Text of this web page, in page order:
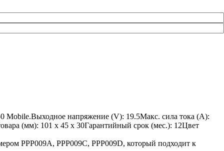
Mobile.Выходное напряжение (V): 19.5Макс. сила тока (A):
(мм): 101 x 45 x 30Гарантийный срок (мес.): 12Цвет
PPP009A, PPP009C, PPP009D, который подходит к